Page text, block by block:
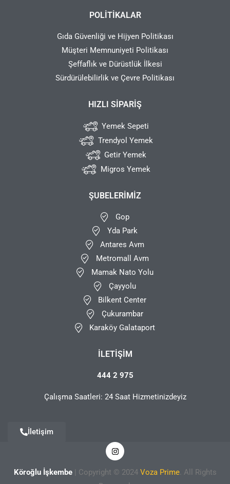
POLITIKALAR
Gıda Güvenliği ve Hijyen Politikası
Müşteri Memnuniyeti Politikası
Şeffaflık ve Dürüstlük İlkesi
Sürdürülebilirlik ve Çevre Politikası
HIZLI SIPARIŞ
Yemek Sepeti
Trendyol Yemek
Getir Yemek
Migros Yemek
ŞUBELERIMIZ
Gop
Yda Park
Antares Avm
Metromall Avm
Mamak Nato Yolu
Çayyolu
Bilkent Center
Çukurambar
Karaköy Galataport
İLETIŞIM
444 2 975
Çalışma Saatleri: 24 Saat Hizmetinizdeyiz
İletişim
Köroğlu İşkembe| Copyright © 2024 Voza Prime. All Rights